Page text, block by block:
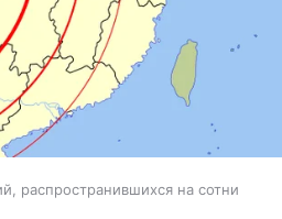
распространившихся на сотни